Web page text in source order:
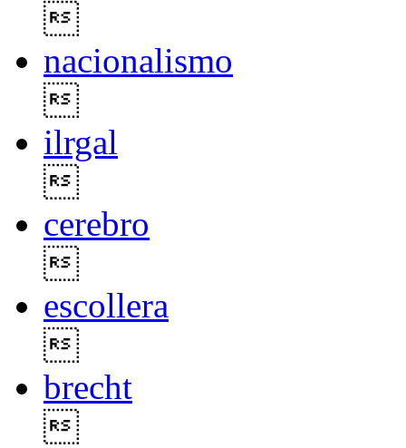
nacionalismo
ilrgal
cerebro
escollera
brecht